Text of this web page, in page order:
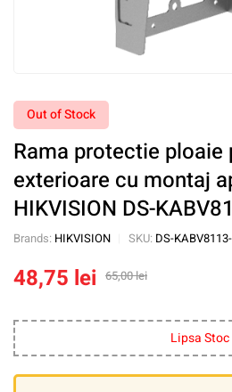
Out of Stock
Rama protectie ploaie
exterioare cu montaj
HIKVISION DS-
Brands: HIKVISION SKU: DS-
65,00lei
48,75 lei
Lipsa Stoc